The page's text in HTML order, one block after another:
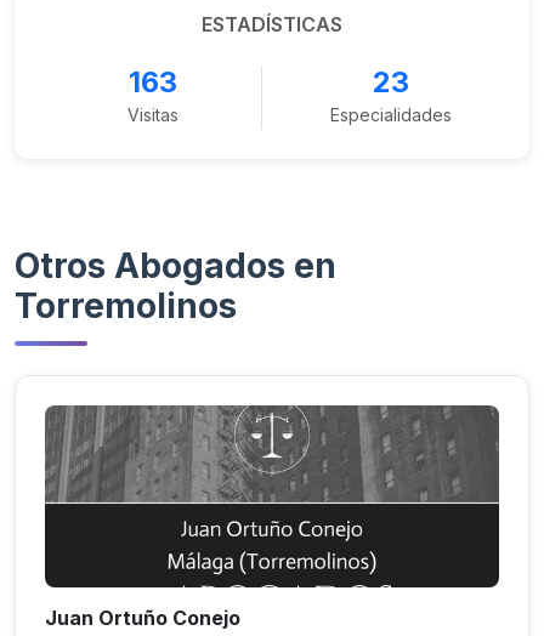
ESTADÍSTICAS
163
Visitas
23
Especialidades
Otros Abogados en
Torremolinos
Juan Ortuño Conejo